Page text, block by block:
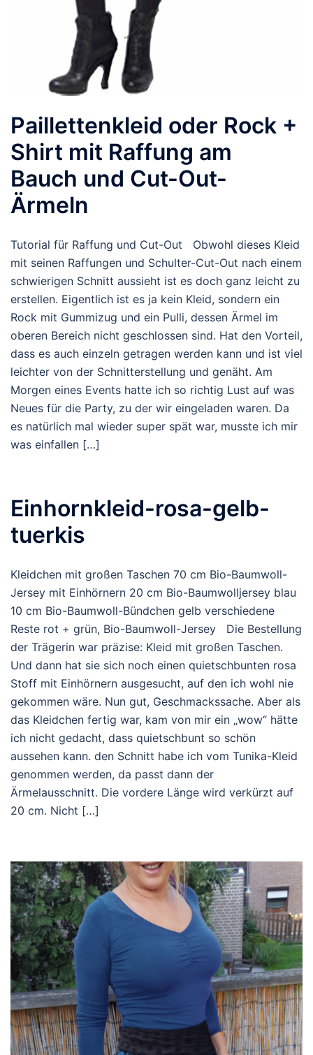
Paillettenkleid oder Rock +
Shirt mit Raffung am
Bauch und Cut-Out-
Ärmeln
Tutorial für Raffung und Cut-Out Obwohl dieses Kleid
mit seinen Raffungen und Schulter-Cut-Out nach einem
schwierigen Schnitt aussieht ist es doch ganz leicht zu
erstellen. Eigentlich ist es ja kein Kleid, sondern ein
Rock mit Gummizug und ein Pulli, dessen Ärmel im
oberen Bereich nicht geschlossen sind. Hat den Vorteil,
dass es auch einzeln getragen werden kann und ist viel
leichter von der Schnitterstellung und genäht. Am
Morgen eines Events hatte ich so richtig Lust auf was
Neues für die Party, zu der wir eingeladen waren. Da
es natürlich mal wieder super spät war, musste ich mir
was einfallen […]
Einhornkleid-rosa-gelb-
tuerkis
Kleidchen mit großen Taschen 70 cm Bio-Baumwoll-
Jersey mit Einhörnern 20 cm Bio-Baumwolljersey blau
10 cm Bio-Baumwoll-Bündchen gelb verschiedene
Reste rot + grün, Bio-Baumwoll-Jersey Die Bestellung
der Trägerin war präzise: Kleid mit großen Taschen.
Und dann hat sie sich noch einen quietschbunten rosa
Stoff mit Einhörnern ausgesucht, auf den ich wohl nie
gekommen wäre. Nun gut, Geschmackssache. Aber als
das Kleidchen fertig war, kam von mir ein „wow“ hätte
ich nicht gedacht, dass quietschbunt so schön
aussehen kann. den Schnitt habe ich vom Tunika-Kleid
genommen werden, da passt dann der
Ärmelausschnitt. Die vordere Länge wird verkürzt auf
20 cm. Nicht […]